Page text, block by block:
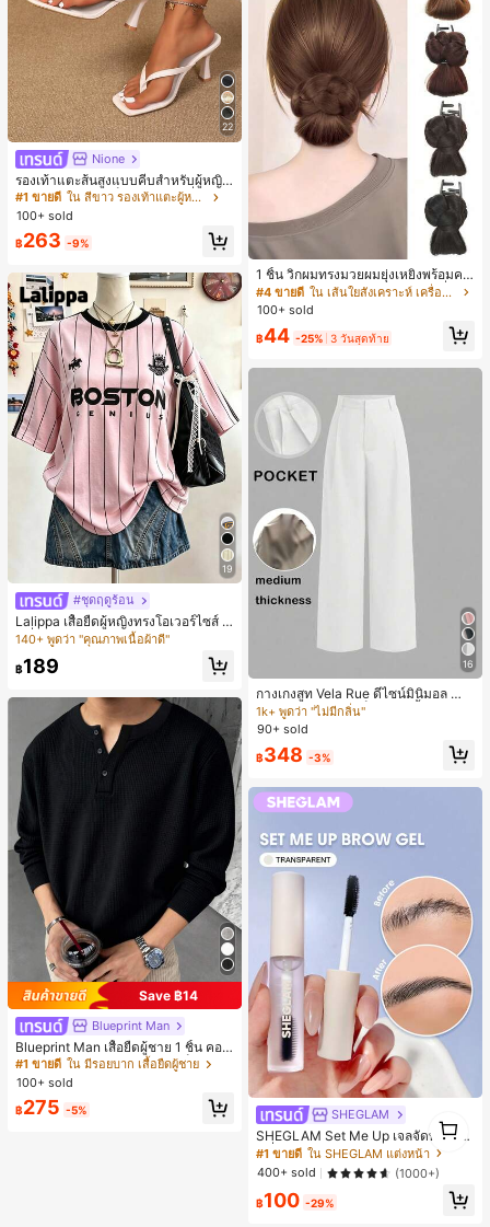
22
Nione
รองเท้าแตะส้นสูงแบบคีบสำหรับผู้หญิง
สไตล์คลาสสิก สีบล็อก สไตล์แฟรี่ฤดูร้อ
น ส้นเข็ม รองเท้าแตะแบบคีบ รองเท้าแ
ตะชายหาดแฟชั่นสายไขว้ รองเท้าผู้ห
ญิง สำหรับออฟฟิศ บ้าน กลางแจ้ง ดีไซ
น์หัวเหลี่ยม ชิคและหรูหรา สำหรับเดทไ
นท์
#1 ขายดี
ใน สีขาว รองเท้าแตะผู้หญิง
100+ sold
฿263 -9%
19
#ชุดฤดูร้อน
Lalippa เสื้อยืดผู้หญิงทรงโอเวอร์ไซส์ แ
ฟชั่นมินิมอล ลายตัวอักษรและลายทาง
แนวตั้ง สีเงิน Digital Silver Fox ความ
ยาวกลางตัว คอกลม ไหล่ตก ของขวัญ
140+ พูดว่า "คุณภาพเนื้อผ้าดี"
฿189
Save ฿14
Blueprint Man
Blueprint Man เสื้อยืดผู้ชาย 1 ชิ้น คอเ
ฮนลีย์ ผ้าถักลายวาฟเฟิล คอวีเล็ก ทรงห
ลวม บาง ระบายอากาศได้ดี ใส่สบาย มี
กระดุม สไตล์ Old Money ทรงยุโรป ไซ
ส์ใหญ่กว่าปกติ กรุณาเลือกไซส์เล็กลงเพื่
#1 ขายดี ใน มีรอยบาก เสื้อยืดผู้ชาย
100+ sold
฿275 -5%
1 ชิ้น วิกผมทรงมวยผมยุ่งเหยิงพร้อมคลิ
ปหนีบผม, คลิปหนีบผมสังเคราะห์ที่ได้รั
บการอัปเกรดแฟชั่น, วิกผมเส้นใยทนคว
ช้งานง่ายโดยไม่ต้องใช้เครื่องมือ, เหมา
สมบูรณ์แบบสำหรับผู้หญิง คลิปหนีบผม
ผมหรูหรา ฤดูร้อน ชายหาด วันหยุด
#4 ขายดี
ใน เส้นใยสังเคราะห์ เครื่องประดับผมผู้หญิง
100+ sold
฿44 -25% 3 วันสุดท้าย
16
กางเกงสูท Vela Rue ดีไซน์มินิมอล น้ำ
หนักเบา โปร่งแสงเล็กน้อย สีน้ำเงินเข้ม
สีพื้น ปิดด้วยซิป ตะขอ และกระดุม ขาก
1k+ พูดว่า "ไม่มีกลิ่น"
90+ sold
฿348 -3%
SHEGLAM
SHEGLAM Set Me Up เจลจัดทรงคิ้ว
เครื่องสำอางแบรนด์ความงามและเมค
อัพสำหรับผู้หญิงและเด็กผู้หญิง
#1 ขายดี ใน SHEGLAM แต่งหน้า
400+ sold
(1000+)
฿100 -29%
1